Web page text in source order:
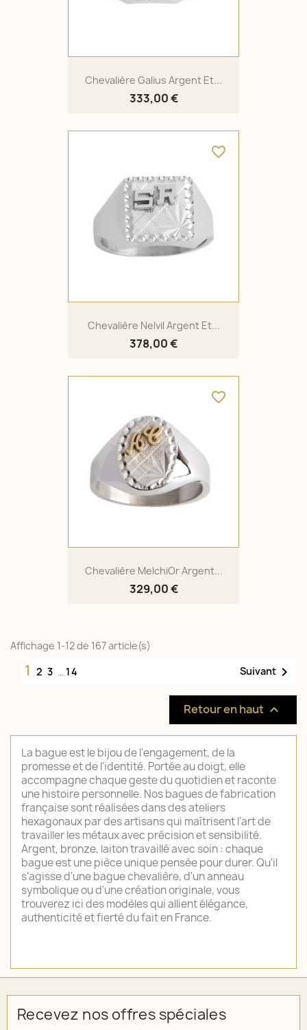
Chevalière Galius Argent Et...
333,00 €
Chevalière Nelvil Argent Et...
378,00 €
favorite_border
Chevalière MelchiOr Argent...
329,00 €
favorite_border
Affichage 1-12 de 167 article(s)
1 2 3 … 14 Suivant 
Retour en haut 
La bague est le bijou de l'engagement, de la
promesse et de l'identité. Portée au doigt, elle
accompagne chaque geste du quotidien et raconte
une histoire personnelle. Nos bagues de fabrication
française sont réalisées dans des ateliers
hexagonaux par des artisans qui maîtrisent l'art de
travailler les métaux avec précision et sensibilité.
Argent, bronze, laiton travaillé avec soin : chaque
bague est une pièce unique pensée pour durer. Qu'il
s'agisse d'une bague chevalière, d'un anneau
symbolique ou d'une création originale, vous
trouverez ici des modèles qui allient élégance,
authenticité et fierté du fait en France.
Recevez nos offres spéciales